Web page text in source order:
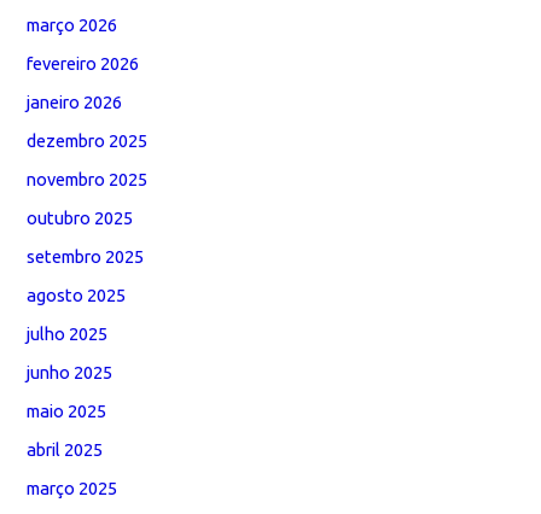
março 2026
fevereiro 2026
janeiro 2026
dezembro 2025
novembro 2025
outubro 2025
setembro 2025
agosto 2025
julho 2025
junho 2025
maio 2025
abril 2025
março 2025